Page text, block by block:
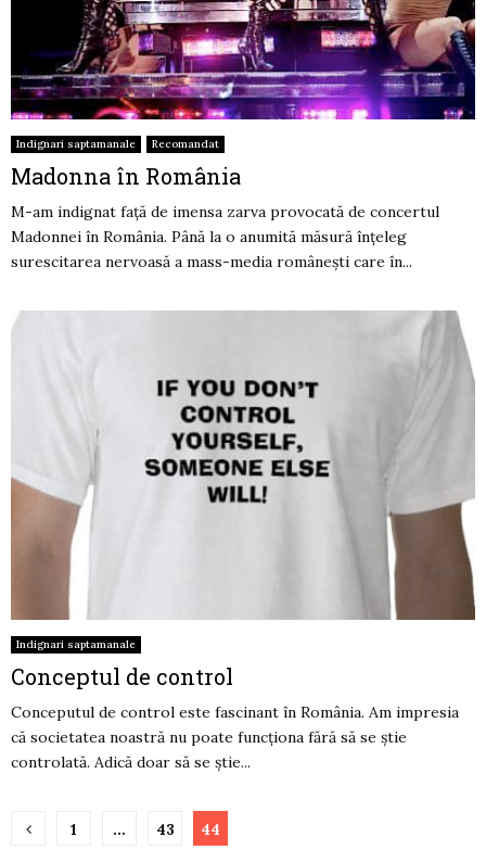
Indignari saptamanale Recomandat
Madonna în România
M-am indignat faţă de imensa zarva provocată de concertul
Madonnei în România. Până la o anumită măsură înţeleg
surescitarea nervoasă a mass-media româneşti care în...
Indignari saptamanale
Conceptul de control
Conceputul de control este fascinant în România. Am impresia
că societatea noastră nu poate funcţiona fără să se ştie
controlată. Adică doar să se ştie...
Paginație
1 … 43 44